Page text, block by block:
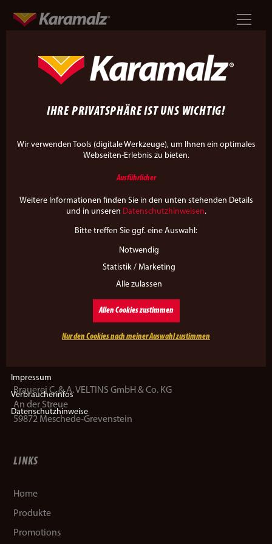
IHRE PRIVATSPHÄRE IST UNS WICHTIG!
Wir verwenden Tools (digitale Werkzeuge), um Ihnen ein optimales
Webseiten-Erlebnis zu bieten.
Ausführlicher
Weitere Informationen finden Sie in den unten stehenden Details
und in unseren Datenschutzhinweisen.
Bitte treffen Sie ggf. eine Auswahl:
Notwendig
Statistik / Marketing
Alle zulassen
Allen Cookies zustimmen
Nur den Cookies nach meiner Auswahl zustimmen
Impressum
Verbraucherinfos
Datenschutzhinweise
AKTIONEN
ZU ALLEN NEUIGKEITEN
So lecker kann stark sein!
Brauerei C. & A. VELTINS GmbH & Co. KG
An der Streue
59872 Meschede-Grevenstein
LINKS
Home
Produkte
Promotions